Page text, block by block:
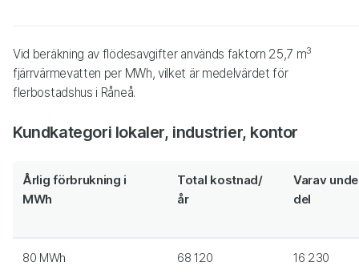
Vid beräkning av flödesavgifter används faktorn 25,7 m3
fjärrvärmevatten per MWh, vilket är medelvärdet för
flerbostadshus i Råneå.
Kundkategori lokaler, industrier, kontor
Årlig förbrukning i
MWh
Total kostnad/
år
Varav
del
80 MWh 68 120 16 230